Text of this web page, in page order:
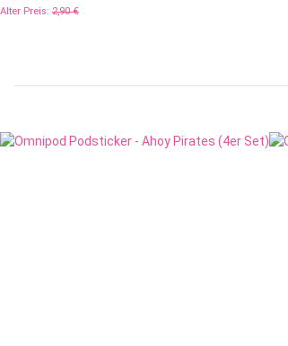
Alter Preis: 2,90 €